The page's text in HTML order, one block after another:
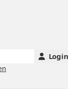
Login